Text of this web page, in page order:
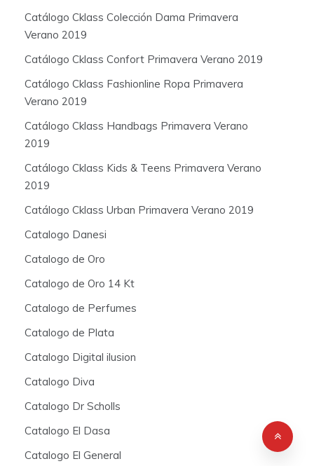
Catálogo Cklass Colección Dama Primavera
Verano 2019
Catálogo Cklass Confort Primavera Verano 2019
Catálogo Cklass Fashionline Ropa Primavera
Verano 2019
Catálogo Cklass Handbags Primavera Verano
2019
Catálogo Cklass Kids & Teens Primavera Verano
2019
Catálogo Cklass Urban Primavera Verano 2019
Catalogo Danesi
Catalogo de Oro
Catalogo de Oro 14 Kt
Catalogo de Perfumes
Catalogo de Plata
Catalogo Digital ilusion
Catalogo Diva
Catalogo Dr Scholls
Catalogo El Dasa
Catalogo El General